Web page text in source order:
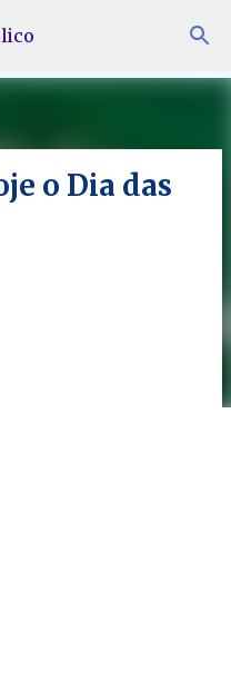
principal
o Dia das